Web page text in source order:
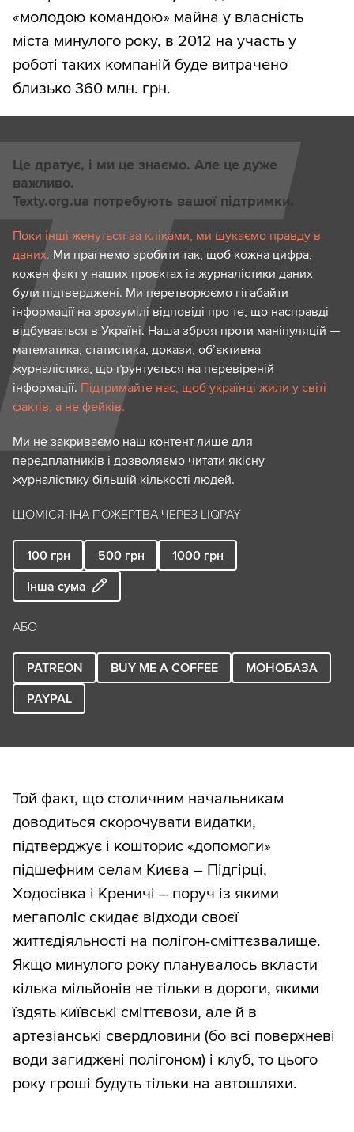
«молодою командою» майна у власність
міста минулого року, в 2012 на участь у
роботі таких компаній буде витрачено
близько 360 млн. грн.
Це дратує, і ми це знаємо. Але це дуже
важливо.
Texty.org.ua потребують вашої підтримки.
Поки інші женуться за кліками, ми шукаємо правду в
даних. Ми прагнемо зробити так, щоб кожна цифра,
кожен факт у наших проєктах із журналістики даних
були підтверджені. Ми перетворюємо гігабайти
інформації на зрозумілі відповіді про те, що насправді
відбувається в Україні. Наша зброя проти маніпуляцій —
математика, статистика, докази, об’єктивна
журналістика, що ґрунтується на перевіреній
інформації. Підтримайте нас, щоб українці жили у світі
фактів, а не фейків.
Ми не закриваємо наш контент лише для
передплатників і дозволяємо читати якісну
журналістику більшій кількості людей.
ЩОМІСЯЧНА ПОЖЕРТВА ЧЕРЕЗ LIQPAY
100 грн 500 грн 1000 грн
Інша сума
АБО
PATREON BUY ME A COFFEE
МОНОБАЗА
PAYPAL
Той факт, що столичним начальникам
доводиться скорочувати видатки,
підтверджує і кошторис «допомоги»
підшефним селам Києва – Підгірці,
Ходосівка і Креничі – поруч із якими
мегаполіс скидає відходи своєї
життєдіяльності на полігон-сміттєзвалище.
Якщо минулого року планувалось вкласти
кілька мільйонів не тільки в дороги, якими
їздять київські сміттєвози, але й в
артезіанські свердловини (бо всі поверхневі
води загиджені полігоном) і клуб, то цього
року гроші будуть тільки на автошляхи.